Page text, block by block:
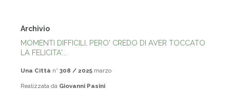
Archivio
MOMENTI DIFFICILI, PERO' CREDO DI AVER TOCCATO
LA FELICITA'...
Una Città n° 308 / 2025 marzo
Realizzata da Giovanni Pasini